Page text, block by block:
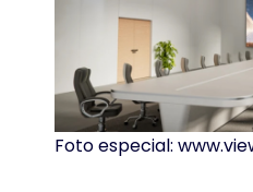
Foto especial: